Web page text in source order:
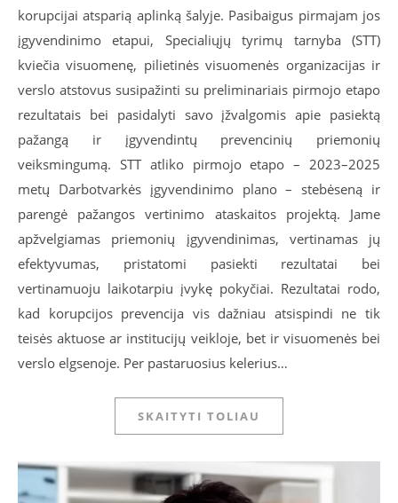
korupcijai atsparią aplinką šalyje. Pasibaigus pirmajam jos
įgyvendinimo etapui, Specialiųjų tyrimų tarnyba (STT)
kviečia visuomenę, pilietinės visuomenės organizacijas ir
verslo atstovus susipažinti su preliminariais pirmojo etapo
rezultatais bei pasidalyti savo įžvalgomis apie pasiektą
pažangą ir įgyvendintų prevencinių priemonių
veiksmingumą. STT atliko pirmojo etapo – 2023–2025
metų Darbotvarkės įgyvendinimo plano – stebėseną ir
parengė pažangos vertinimo ataskaitos projektą. Jame
apžvelgiamas priemonių įgyvendinimas, vertinamas jų
efektyvumas, pristatomi pasiekti rezultatai bei
vertinamuoju laikotarpiu įvykę pokyčiai. Rezultatai rodo,
kad korupcijos prevencija vis dažniau atsispindi ne tik
teisės aktuose ar institucijų veikloje, bet ir visuomenės bei
verslo elgsenoje. Per pastaruosius kelerius…
SKAITYTI TOLIAU